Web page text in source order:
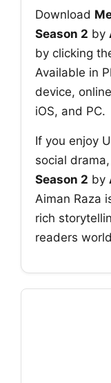
Download
Season 2 by
by clicking
Available in
device,
iOS, and PC.
If you enjoy
social drama,
Season 2 by
Aiman Raza
rich
readers